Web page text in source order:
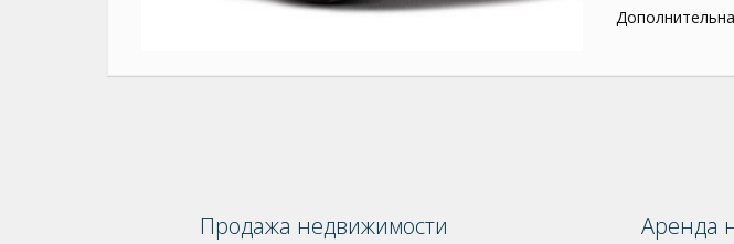
Продажа недвижимости Аренда